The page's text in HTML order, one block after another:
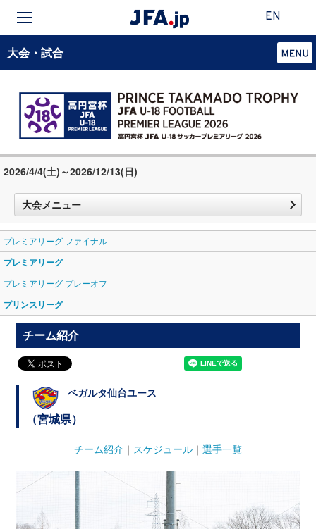
EN
大会・試合
2026/4/4(土)～2026/12/13(日)
大会メニュー
プレミアリーグ ファイナル
プレミアリーグ
プレミアリーグ プレーオフ
プリンスリーグ
チーム紹介
ベガルタ仙台ユース
（宮城県）
チーム紹介 ｜ スケジュール ｜ 選手一覧